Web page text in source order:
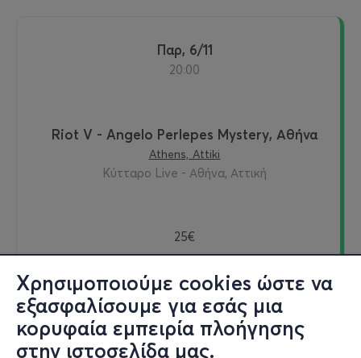
Χρησιμοποιούμε cookies ώστε να
εξασφαλίσουμε για εσάς μια
κορυφαία εμπειρία πλοήγησης
στην ιστοσελίδα μας.
Παρ, 6/11
20:00
Riot V - Angelo Perlepes Mystery, Αθήνα
Athens, Attiki
Κύτταρο Live - Αθήνα, Αττική
25€
Εισιτήρια